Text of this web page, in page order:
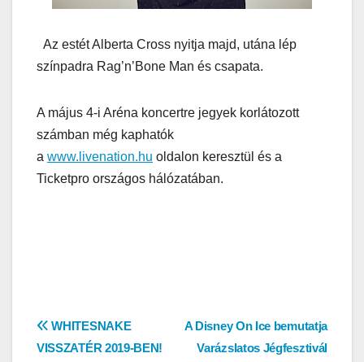
Az estét Alberta Cross nyitja majd, utána lép
színpadra Rag’n’Bone Man és csapata.
A május 4-i Aréna koncertre jegyek korlátozott
számban még kaphatók
a www.livenation.hu oldalon keresztül és a
Ticketpro országos hálózatában.
Bejegyzés
A Disney On Ice bemutatja
Varázslatos Jégfesztivál
WHITESNAKE
VISSZATÉR 2019-BEN!